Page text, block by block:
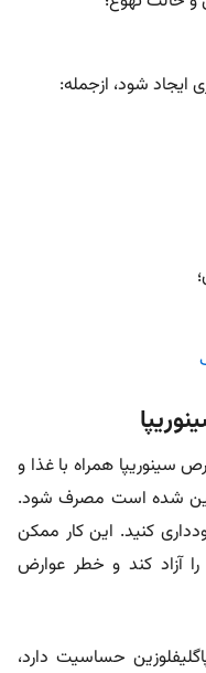
شود، ازجمله:
سینوریپا همراه با غذا و
شده است مصرف شود.
کنید. این کار ممکن
آزاد کند و خطر عوارض
حساسیت دارد،